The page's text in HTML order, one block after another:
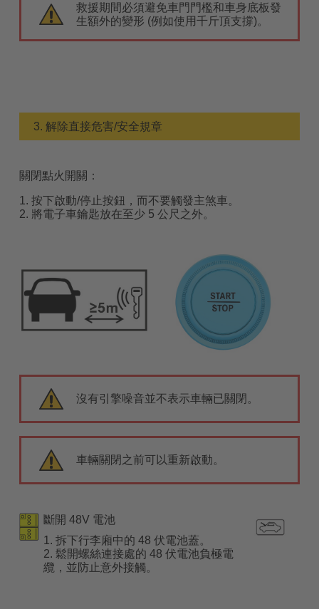
救援期間必須避免車門門檻和車身底板發
生額外的變形 (例如使用千斤頂支撐)。
3. 解除直接危害/安全規章
關閉點火開關：
1. 按下啟動/停止按鈕，而不要觸發主煞車。
2. 將電子車鑰匙放在至少 5 公尺之外。
沒有引擎噪音並不表示車輛已關閉。
車輛關閉之前可以重新啟動。
斷開 48V 電池
1. 拆下行李廂中的 48 伏電池蓋。
2. 鬆開螺絲連接處的 48 伏電池負極電
纜，並防止意外接觸。